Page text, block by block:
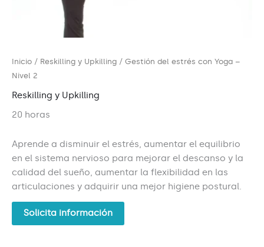
Inicio / Reskilling y Upkilling / Gestión del estrés con Yoga –
Nivel 2
Reskilling y Upkilling
20 horas
Aprende a disminuir el estrés, aumentar el equilibrio
en el sistema nervioso para mejorar el descanso y la
calidad del sueño, aumentar la flexibilidad en las
articulaciones y adquirir una mejor higiene postural.
Solicita información